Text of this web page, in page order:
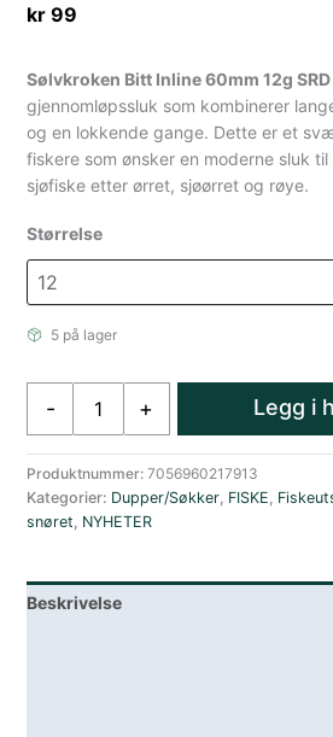
kr 99
Sølvkroken Bitt Inline 60mm 12g SRD
gjennomløpssluk som kombinerer
og en lokkende gange. Dette er et
fiskere som ønsker en moderne sluk
sjøfiske etter ørret, sjøørret og røye.
Størrelse
5 på lager
-
60mm
12g
Srd
røde
prikker
+ Legg i
Produktnummer:7056960217913
Kategorier: Dupper/Søkker, FISKE,
snøret, NYHETER
Beskrivelse